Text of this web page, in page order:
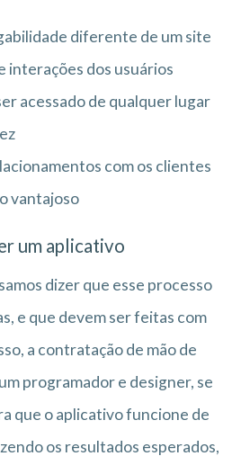
diferente de um site
interações dos usuários
acessado de qualquer lugar
com os clientes
vantajoso
um aplicativo
dizer que esse processo
e que devem ser feitas com
a contratação de mão de
programador e designer, se
que o aplicativo funcione de
os resultados esperados,